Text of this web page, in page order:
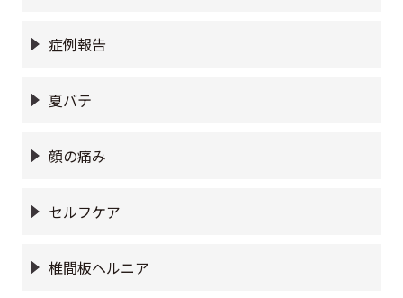
症例報告
夏バテ
顔の痛み
セルフケア
椎間板ヘルニア